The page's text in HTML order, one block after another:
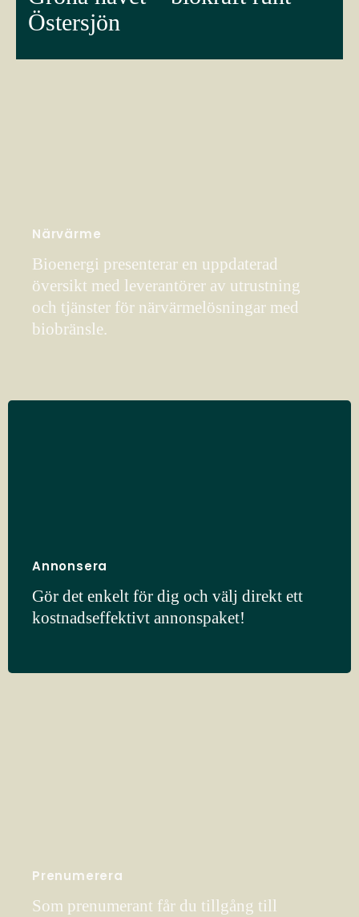
Östersjön
Närvärme
Bioenergi presenterar en uppdaterad
översikt med leverantörer av utrustning
och tjänster för närvärmelösningar med
biobränsle.
Annonsera
Gör det enkelt för dig och välj direkt ett
kostnadseffektivt annonspaket!
Prenumerera
Som prenumerant får du tillgång till